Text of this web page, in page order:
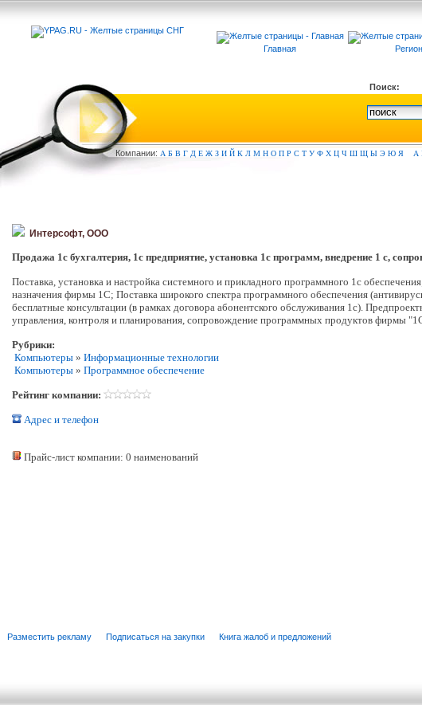
Главная
Поиск:
Компании: А Б В Г Д Е Ж З И Й К Л М Н О П Р С Т У Ф Х Ц Ч Ш Щ Ы Э Ю Я A
Интерсофт, ООО
Продажа 1с бухгалтерия, 1с предприятие, установка 1c программ, внедрение 1 c,
Поставка, установка и настройка системного и прикладного программного 1c
назначения фирмы 1С; Поставка широкого спектра программного обеспечения
бесплатные консультации (в рамках договора абонентского обслуживания 1с).
управления, контроля и планирования, сопровождение программных продуктов фирмы
Рубрики:
Компьютеры » Информационные технологии
Компьютеры » Программное обеспечение
Рейтинг компании:
Адрес и телефон
Прайс-лист компании: 0 наименований
Разместить рекламу Подписаться на закупки Книга жалоб и предложений